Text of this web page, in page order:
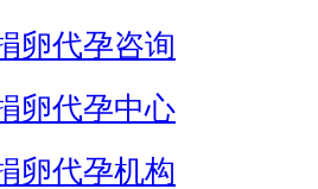
卵代孕咨询
卵代孕中心
卵代孕机构